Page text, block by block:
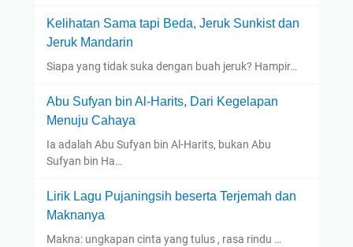
Kelihatan Sama tapi Beda, Jeruk Sunkist dan
Jeruk Mandarin
Siapa yang tidak suka dengan buah jeruk? Hampir…
Abu Sufyan bin Al-Harits, Dari Kegelapan
Menuju Cahaya
Ia adalah Abu Sufyan bin Al-Harits, bukan Abu
Sufyan bin Ha…
Lirik Lagu Pujaningsih beserta Terjemah dan
Maknanya
Makna: ungkapan cinta yang tulus , rasa rindu …